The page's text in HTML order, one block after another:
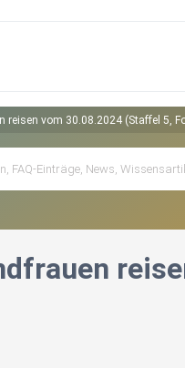
reisen vom 30.08.2024 (Staffel 5,